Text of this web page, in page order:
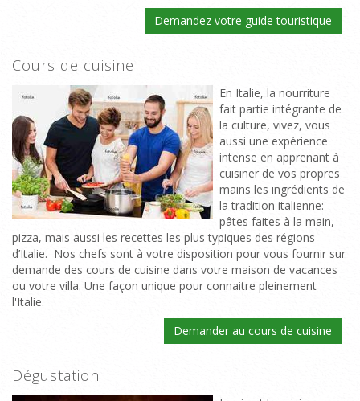
Demandez votre guide touristique
Cours de cuisine
En Italie, la nourriture
fait partie intégrante de
la culture, vivez, vous
aussi une expérience
intense en apprenant à
cuisiner de vos propres
mains les ingrédients de
la tradition italienne:
pâtes faites à la main,
pizza, mais aussi les recettes les plus typiques des régions
d’Italie. Nos chefs sont à votre disposition pour vous fournir sur
demande des cours de cuisine dans votre maison de vacances
ou votre villa. Une façon unique pour connaitre pleinement
l'Italie.
Demander au cours de cuisine
Dégustation